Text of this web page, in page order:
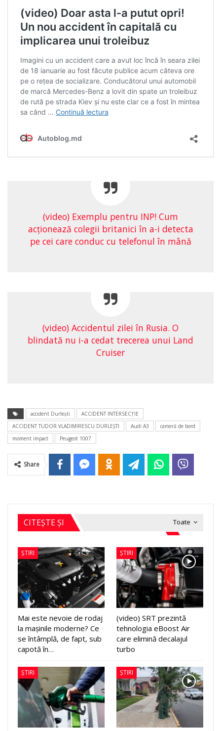
(video) Exemplu pentru INP! Cum
acţionează colegii britanici în a-i detecta
pe cei care conduc cu telefonul în mână
(video) Accidentul zilei în Rusia. O
blindată nu i-a cedat trecerea unui Land
Cruiser
accident Durleşti
ACCIDENT INTERSECŢIE
ACCIDENT TUDOR VLADIMIRESCU DURLEŞTI
Audi A3
cameră de bord
moment impact
Peugeot 1007
Share
Toate
CITEȘTE ȘI
ȘTIRI
Mai este nevoie de rodaj
la mașinile moderne? Ce
se întâmplă, de fapt, sub
capotă în…
ȘTIRI
(video) SRT prezintă
tehnologia eBoost Air
care elimină decalajul
turbo
ȘTIRI ȘTIRI